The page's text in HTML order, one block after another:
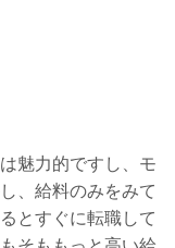
魅力的ですし、モ
、給料のみをみて
とすぐに転職して